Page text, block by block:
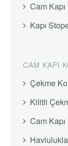
Cam
Kapı
CAM KAPI
Çekme
Kilitli
Cam Kapı